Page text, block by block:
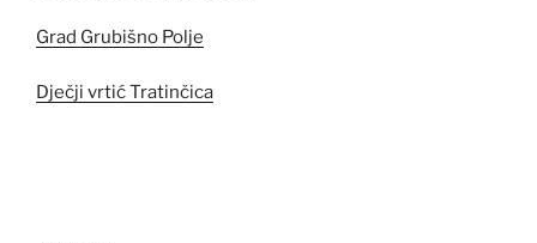
Grad Grubišno Polje
Dječji vrtić Tratinčica